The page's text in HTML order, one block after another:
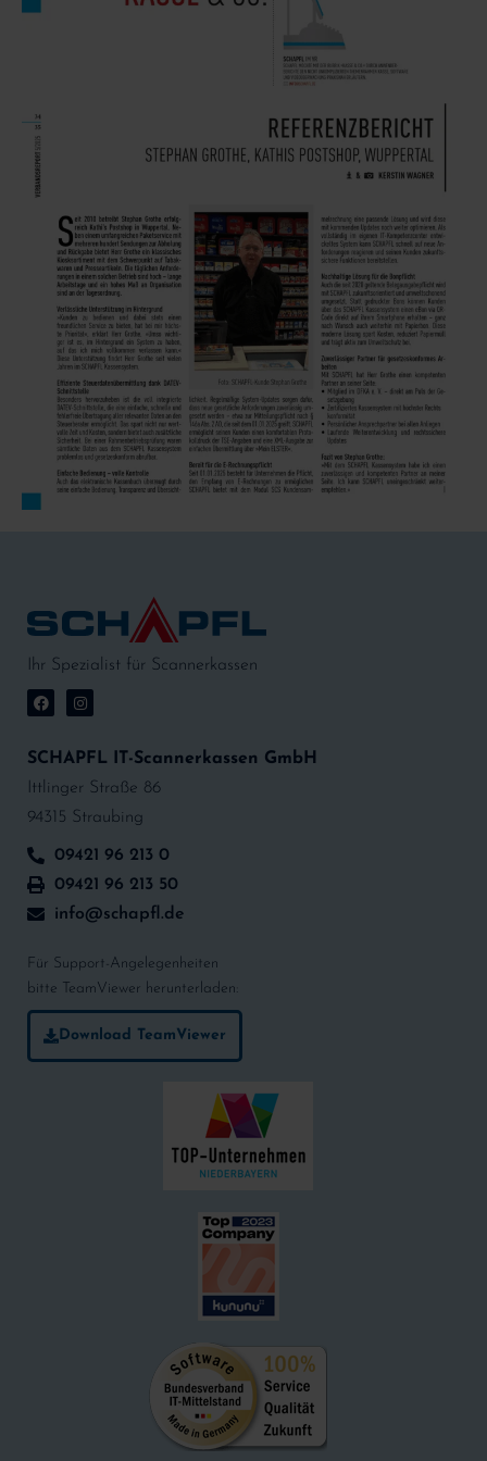
Ihr Spezialist für Scannerkassen
SCHAPFL IT-Scannerkassen GmbH
Ittlinger Straße 86
94315 Straubing
09421 96 213 0
09421 96 213 50
info@schapfl.de
Für Support-Angelegenheiten
bitte TeamViewer herunterladen:
Download TeamViewer